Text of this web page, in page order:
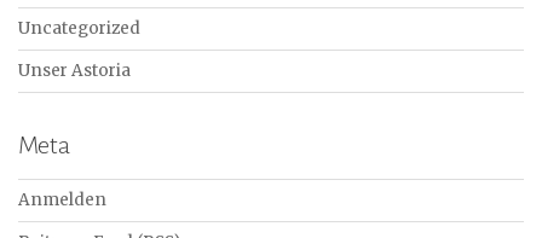
Uncategorized
Unser Astoria
Meta
Anmelden